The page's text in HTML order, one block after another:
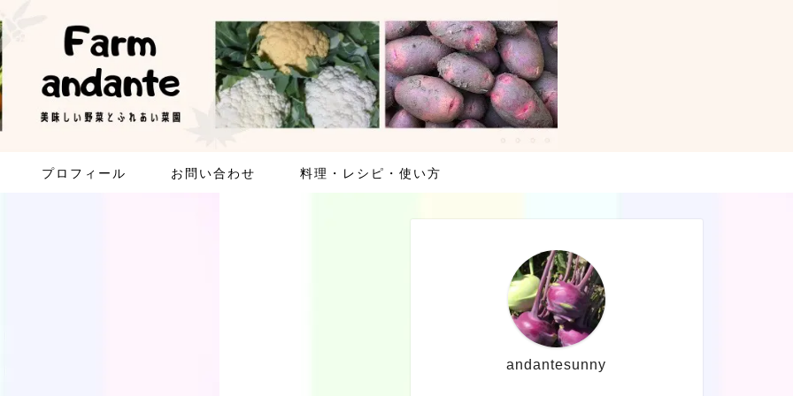
プロフィール お問い合わせ 料理・レシピ・使い方
andantesunny